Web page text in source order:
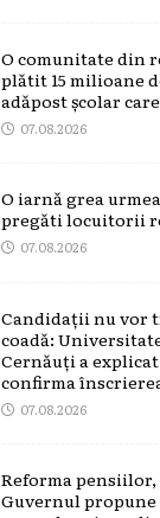
O comunitate din
plătit 15 milioane
adăpost școlar
07.08.2026
O iarnă grea
pregăti locuitorii
07.08.2026
Candidații nu vor
coadă:
Cernăuți a explicat
confirma
07.08.2026
Reforma
Guvernul propune